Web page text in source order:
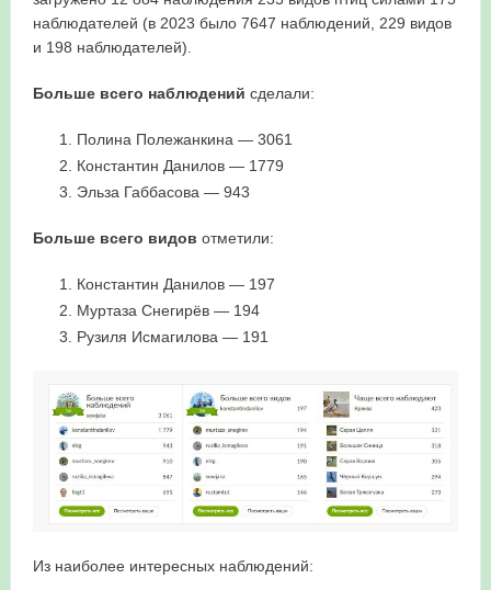
в Республике Башкортостан в 2026 году
наблюдателей (в 2023 было 7647 наблюдений, 229 видов
и 198 наблюдателей).
Больше всего наблюдений сделали:
Полина Полежанкина — 3061
Константин Данилов — 1779
Эльза Габбасова — 943
Больше всего видов отметили:
Константин Данилов — 197
Муртаза Снегирёв — 194
Рузиля Исмагилова — 191
Из наиболее интересных наблюдений: